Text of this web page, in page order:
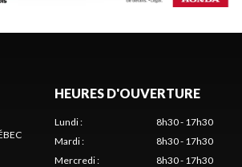
HEURES D'OUVERTURE
Lundi:
8h30 - 17h30
Mardi:
8h30 - 17h30
Mercredi:
8h30 - 17h30